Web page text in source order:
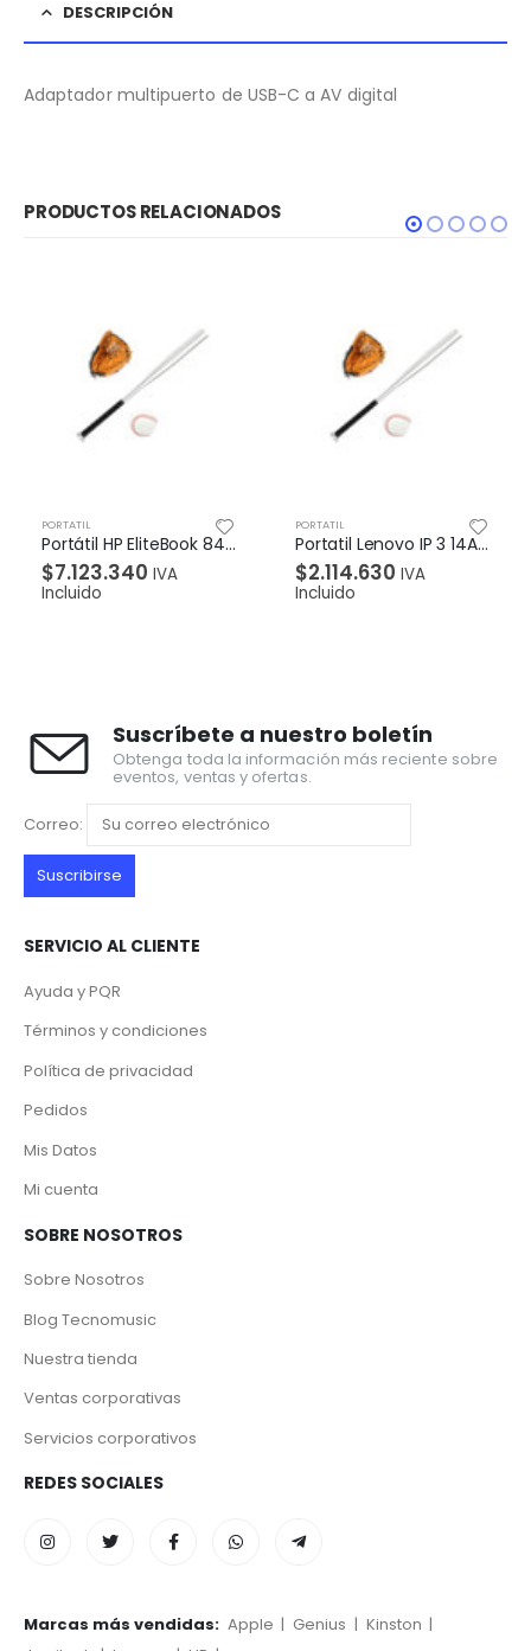
DESCRIPCIÓN
Adaptador multipuerto de USB-C a AV digital
PRODUCTOS RELACIONADOS
PORTATIL
Portátil HP EliteBook 840 G8 Intel Core i7-1165G7, W10 Pro 64, IPS 14” FHD, 16GB, SSD 512GB, Garantía 1/1/0
7.123.340 IVA
Incluido
PORTATIL
Portatil Lenovo IP 3 14ADA05 AMD Athlon 3050U 14″ Pulgadas Memoria 4GB Disco Duro 1TB Windows 10H Gris Platino
2.114.630 IVA
Incluido
Suscríbete a nuestro boletín
Obtenga toda la información más reciente sobre
eventos, ventas y ofertas.
Correo:
SERVICIO AL CLIENTE
Ayuda y PQR
Términos y condiciones
Política de privacidad
Pedidos
Mis Datos
Mi cuenta
SOBRE NOSOTROS
Sobre Nosotros
Blog Tecnomusic
Nuestra tienda
Ventas corporativas
Servicios corporativos
REDES SOCIALES
Marcas más vendidas: Apple | Genius | Kinston |